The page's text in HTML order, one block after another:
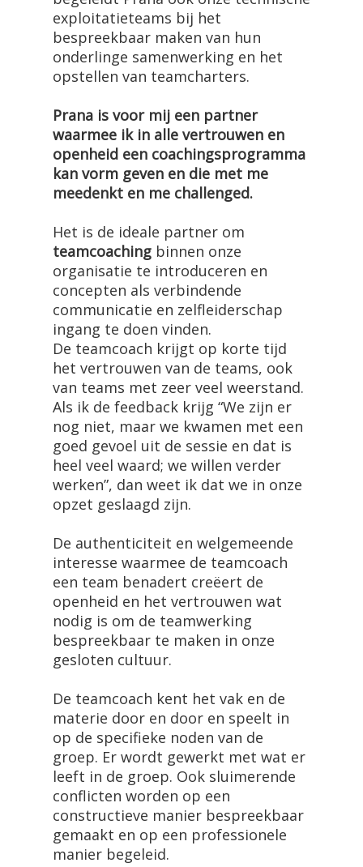
exploitatieteams bij het
bespreekbaar maken van hun
onderlinge samenwerking en het
opstellen van teamcharters.
Prana is voor mij een partner
waarmee ik in alle vertrouwen en
openheid een coachingsprogramma
kan vorm geven en die met me
meedenkt en me challenged.
Het is de ideale partner om
teamcoachingbinnen onze
organisatie te introduceren en
concepten als verbindende
communicatie en zelfleiderschap
ingang te doen vinden.
De teamcoach krijgt op korte tijd
het vertrouwen van de teams, ook
van teams met zeer veel weerstand.
Als ik de feedback krijg “We zijn er
nog niet, maar we kwamen met een
goed gevoel uit de sessie en dat is
heel veel waard; we willen verder
werken”, dan weet ik dat we in onze
opzet geslaagd zijn.
De authenticiteit en welgemeende
interesse waarmee de teamcoach
een team benadert creëert de
openheid en het vertrouwen wat
nodig is om de teamwerking
bespreekbaar te maken in onze
gesloten cultuur.
De teamcoach kent het vak en de
materie door en door en speelt in
op de specifieke noden van de
groep. Er wordt gewerkt met wat er
leeft in de groep. Ook sluimerende
conflicten worden op een
constructieve manier bespreekbaar
gemaakt en op een professionele
manier begeleid.